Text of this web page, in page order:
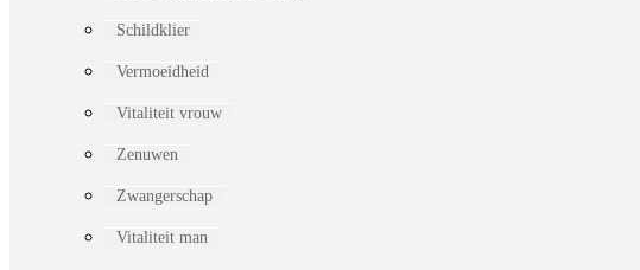
Schildklier
Vermoeidheid
Vitaliteit vrouw
Zenuwen
Zwangerschap
Vitaliteit man